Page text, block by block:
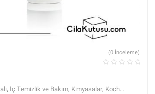
(0 İnceleme)
, İç Temizlik ve Bakım, Kimyasalar, Koch